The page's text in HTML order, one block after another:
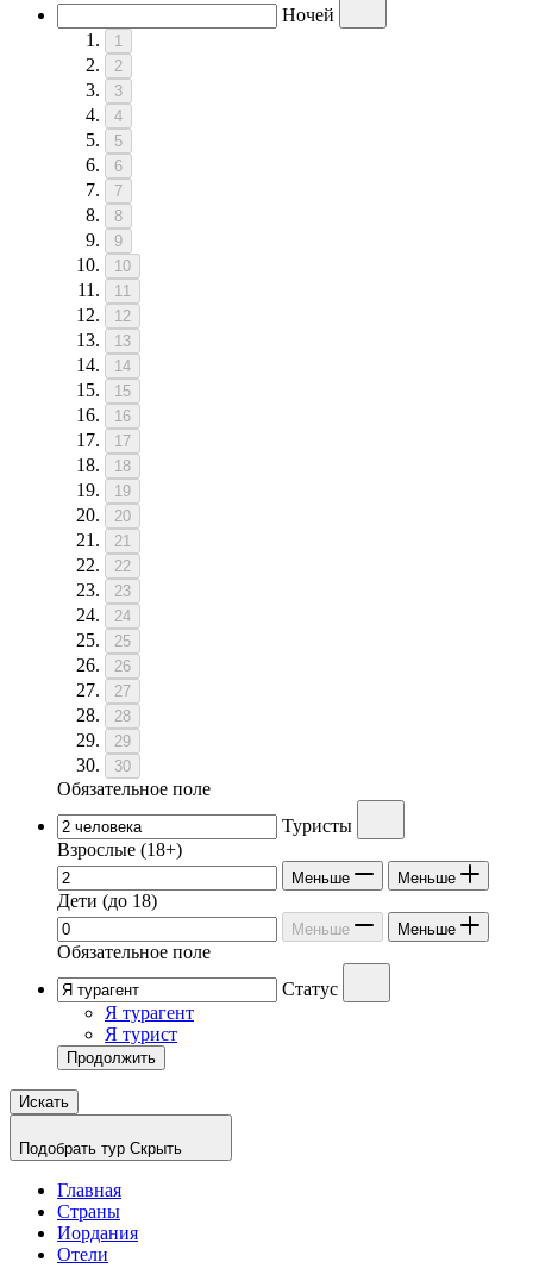
Ночей
1
2
3
4
5
6
7
8
9
10
11
12
13
14
15
16
17
18
19
20
21
22
23
24
25
26
27
28
29
30
Обязательное поле
Туристы
Взрослые (18+)
Меньше Меньше
Дети (до 18)
Меньше Меньше
Обязательное поле
Статус
Я турагент
Я турист
Продолжить
Искать
Подобрать тур Скрыть
Главная
Страны
Иордания
Отели